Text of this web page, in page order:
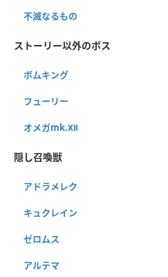
不滅なるもの
ストーリー以外のボス
ボムキング
フューリー
オメガmk.Ⅻ
隠し召喚獣
アドラメレク
キュクレイン
ゼロムス
アルテマ